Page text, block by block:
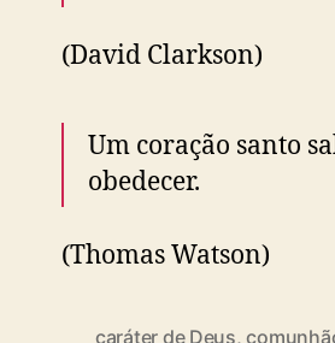
(David Clarkson)
Um coração santo
obedecer.
(Thomas Watson)
caráter de Deus,